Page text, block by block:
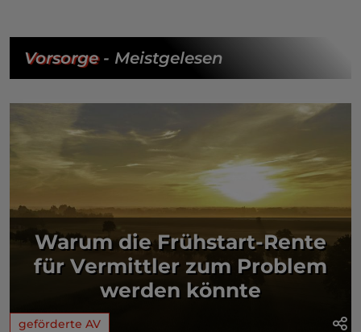
Vorsorge- Meistgelesen
Warum die Frühstart-Rente
für Vermittler zum Problem
werden könnte
geförderte AV